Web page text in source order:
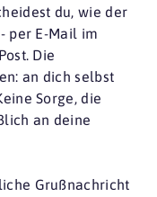
du, wie der
per E-Mail im
Die
an dich selbst
Sorge, die
an deine
Grußnachricht